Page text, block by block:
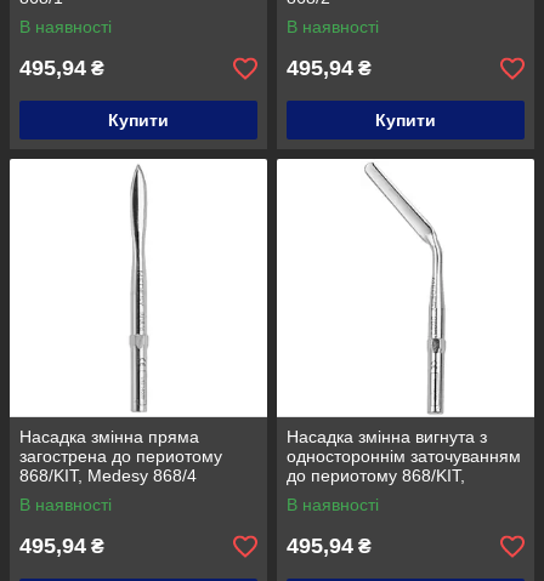
В наявності
495,94 ₴
Купити
В наявності
495,94 ₴
Купити
Насадка змінна пряма
загострена до периотому
868/KIT, Medesy 868/4
В наявності
495,94 ₴
Насадка змінна вигнута з
одностороннім заточуванням
до периотому 868/KIT,
Medesy 868/3
В наявності
495,94 ₴